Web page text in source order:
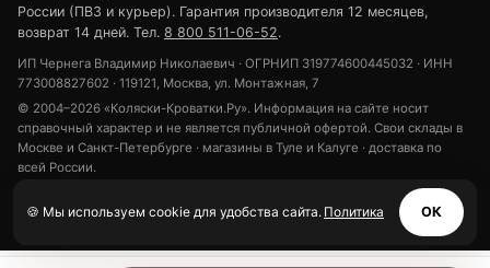
🍪 Мы используем cookie для удобства сайта. Политика ОК
России (ПВЗ и курьер). Гарантия производителя 12 месяцев,
возврат 14 дней. Тел. 8 800 511-06-52.
ИП Чернега Владимир Николаевич · ОГРНИП 319774600445032 · ИНН
773008827602 · 119121, Москва, ул. Монтажная, 7
© 2004–2026 «Коляски-Кроватки.Ру». Информация на сайте носит
справочный характер и не является публичной офертой. Свои склады в
Москве и Санкт-Петербурге · магазины в Туле и Калуге · доставка по
всей России.
Обработка персональных данных
Использование cookie